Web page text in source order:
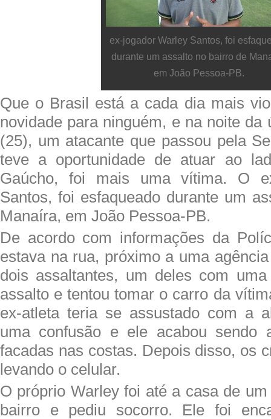
ex-jogador Warley Santos, foi
durante um assalto no bairro de
em João Pessoa-PB.
Que o Brasil está a cada dia mais
novidade para ninguém, e na noite da
(25), um atacante que passou pela
teve a oportunidade de atuar ao
Gaúcho, foi mais uma vítima. O
Santos, foi esfaqueado durante um
Manaíra, em João Pessoa-PB.
De acordo com informações da
estava na rua, próximo a uma
dois assaltantes, um deles com
assalto e tentou tomar o carro da
ex-atleta teria se assustado com a
uma confusão e ele acabou sendo
facadas nas costas. Depois disso, os
levando o celular.
O próprio Warley foi até a casa de
bairro e pediu socorro. Ele foi